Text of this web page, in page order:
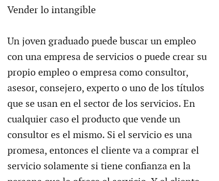
Vender lo intangible
Un joven graduado puede buscar un empleo
con una empresa de servicios o puede crear su
propio empleo o empresa como consultor,
asesor, consejero, experto o uno de los títulos
que se usan en el sector de los servicios. En
cualquier caso el producto que vende un
consultor es el mismo. Si el servicio es una
promesa, entonces el cliente va a comprar el
servicio solamente si tiene confianza en la